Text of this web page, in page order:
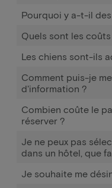
Pourquoi y a-t-il
Quels sont les
Les chiens sont-ils
Comment puis-je
d'information ?
Combien coûte le
réserver ?
Je ne peux pas
dans un hôtel, que
Je souhaite me